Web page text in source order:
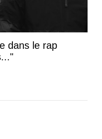
dans le rap